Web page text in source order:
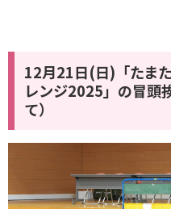
12月21日(日)「たま
レンジ2025」の冒頭
て）